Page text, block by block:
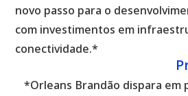
novo passo para o
com investimentos em
conectividade.*
*Orleans Brandão dispara em